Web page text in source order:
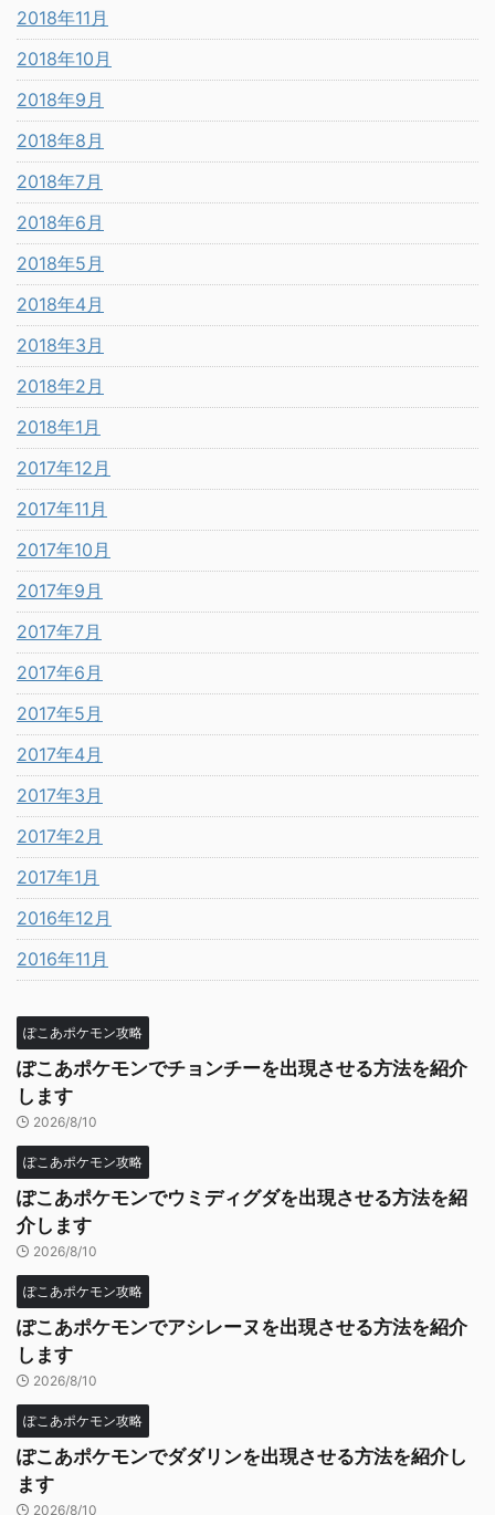
2018年11月
2018年10月
2018年9月
2018年8月
2018年7月
2018年6月
2018年5月
2018年4月
2018年3月
2018年2月
2018年1月
2017年12月
2017年11月
2017年10月
2017年9月
2017年7月
2017年6月
2017年5月
2017年4月
2017年3月
2017年2月
2017年1月
2016年12月
2016年11月
ぽこあポケモン攻略
ぽこあポケモンでチョンチーを出現させる方法を紹介
します
2026/8/10
ぽこあポケモン攻略
ぽこあポケモンでウミディグダを出現させる方法を紹
介します
2026/8/10
ぽこあポケモン攻略
ぽこあポケモンでアシレーヌを出現させる方法を紹介
します
2026/8/10
ぽこあポケモン攻略
ぽこあポケモンでダダリンを出現させる方法を紹介し
ます
2026/8/10